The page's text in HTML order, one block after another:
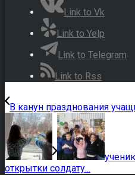
Link to Vk
Link to Yelp
Link to Telegram
Link to Rss
В канун празднования
открытки солдату...